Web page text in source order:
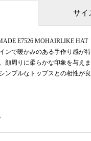
サイ
E7526 MOHAIRLIKE HAT
ンで暖かみのある手作り感が特
顔周りに柔らかな印象を与えま
ンプルなトップスとの相性が